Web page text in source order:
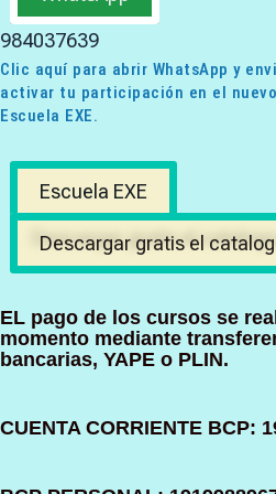
984037639
Clic aquí para abrir WhatsApp y
activar tu participación en el
Escuela EXE.
Escuela EXE
Descargar gratis el
EL pago de los cursos se
momento mediante
bancarias, YAPE o PLIN.
CUENTA CORRIENTE BCP: